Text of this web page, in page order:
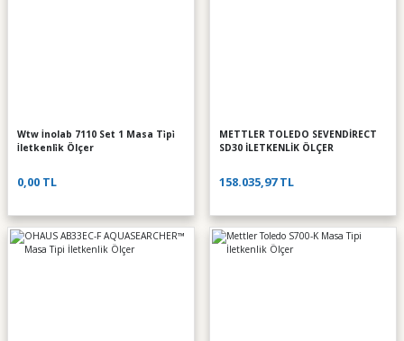
Wtw İnolab 7110 Set 1 Masa Ti̇pi̇
İletkenli̇k Ölçer
0,00 TL
METTLER TOLEDO SEVENDİRECT
SD30 İLETKENLİK ÖLÇER
158.035,97 TL